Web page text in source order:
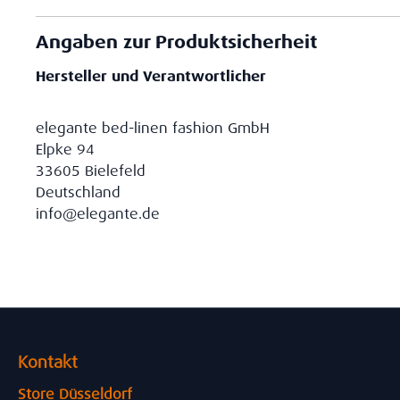
Angaben zur Produktsicherheit
Hersteller und Verantwortlicher
elegante bed-linen fashion GmbH
Elpke 94
33605 Bielefeld
Deutschland
info@elegante.de
Kontakt
Store Düsseldorf